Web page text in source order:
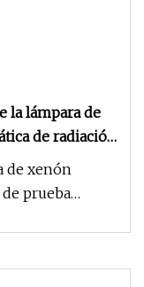
la lámpara de
de radiación
de xenón
prueba